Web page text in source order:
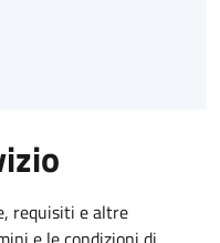
requisiti e altre